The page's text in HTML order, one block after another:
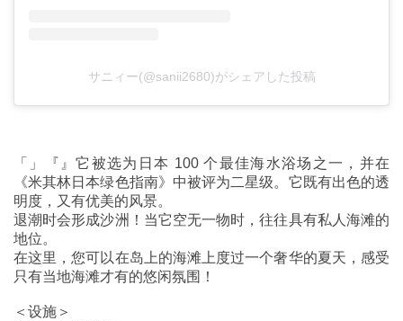
サニィー(@sanii2680)がシェアした投稿
「」『』它被选为日本 100 个最佳海水浴场之一，并在
《米其林日本绿色指南》中被评为二星级。它既有出色的透
明度，又有优美的风景。
退潮时会形成沙洲！当它空无一物时，往往具有私人海滩的
地位。
在这里，您可以在岛上的海滩上度过一个奢华的夏天，感受
只有当地海滩才有的悠闲氛围！
＜设施＞